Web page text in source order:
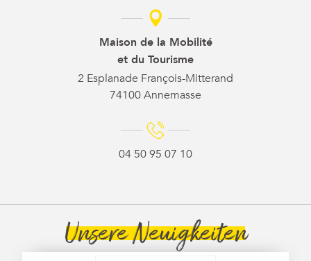
Maison de la Mobilité
et du Tourisme
2 Esplanade François-Mitterand
74100 Annemasse
04 50 95 07 10
Unsere Neuigkeiten